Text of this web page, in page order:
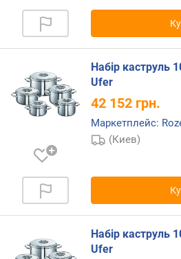
а
е
д
б
а
в
н
я
к
о
Набір каструль
Ufer
42 152 грн.
Маркетплейс:
(Киев)
Набір каструль
Ufer